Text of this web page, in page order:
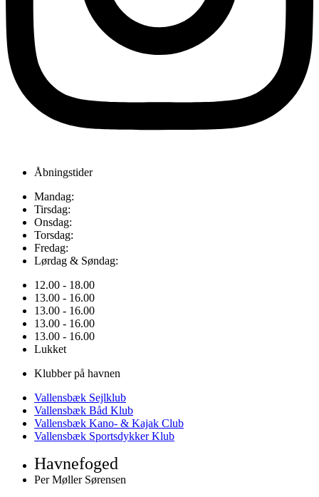
Åbningstider
Mandag:
Tirsdag:
Onsdag:
Torsdag:
Fredag:
Lørdag & Søndag:
12.00 - 18.00
13.00 - 16.00
13.00 - 16.00
13.00 - 16.00
13.00 - 16.00
Lukket
Klubber på havnen
Vallensbæk Sejlklub
Vallensbæk Båd Klub
Vallensbæk Kano- & Kajak Club
Vallensbæk Sportsdykker Klub
Havnefoged
Per Møller Sørensen